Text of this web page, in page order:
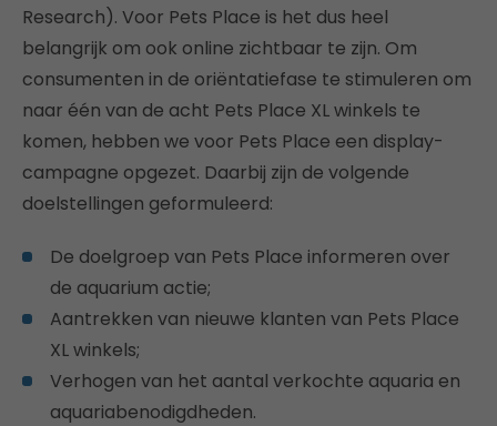
Research). Voor Pets Place is het dus heel
belangrijk om ook online zichtbaar te zijn. Om
consumenten in de oriëntatiefase te stimuleren om
naar één van de acht Pets Place XL winkels te
komen, hebben we voor Pets Place een display-
campagne opgezet. Daarbij zijn de volgende
doelstellingen geformuleerd:
De doelgroep van Pets Place informeren over
de aquarium actie;
Aantrekken van nieuwe klanten van Pets Place
XL winkels;
Verhogen van het aantal verkochte aquaria en
aquariabenodigdheden.